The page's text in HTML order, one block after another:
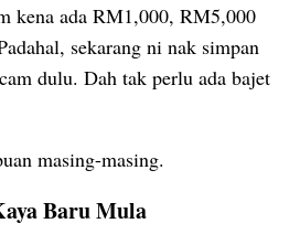
kena ada RM1,000, RM5,000
sekarang ni nak simpan
dulu. Dah tak perlu ada bajet
masing-masing.
Baru Mula